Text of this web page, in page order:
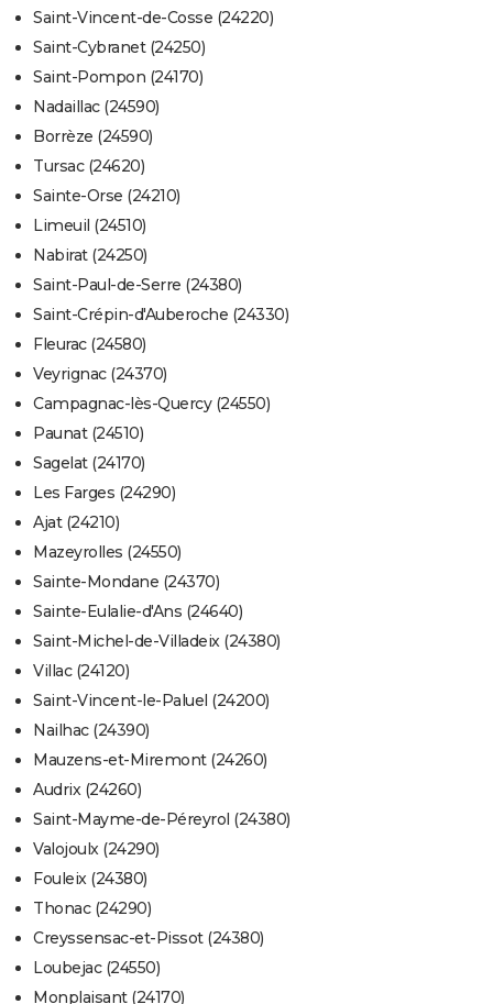
Saint-Vincent-de-Cosse (24220)
Saint-Cybranet (24250)
Saint-Pompon (24170)
Nadaillac (24590)
Borrèze (24590)
Tursac (24620)
Sainte-Orse (24210)
Limeuil (24510)
Nabirat (24250)
Saint-Paul-de-Serre (24380)
Saint-Crépin-d'Auberoche (24330)
Fleurac (24580)
Veyrignac (24370)
Campagnac-lès-Quercy (24550)
Paunat (24510)
Sagelat (24170)
Les Farges (24290)
Ajat (24210)
Mazeyrolles (24550)
Sainte-Mondane (24370)
Sainte-Eulalie-d'Ans (24640)
Saint-Michel-de-Villadeix (24380)
Villac (24120)
Saint-Vincent-le-Paluel (24200)
Nailhac (24390)
Mauzens-et-Miremont (24260)
Audrix (24260)
Saint-Mayme-de-Péreyrol (24380)
Valojoulx (24290)
Fouleix (24380)
Thonac (24290)
Creyssensac-et-Pissot (24380)
Loubejac (24550)
Monplaisant (24170)